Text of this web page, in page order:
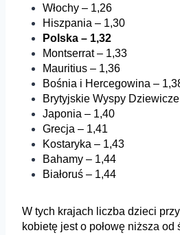
Włochy – 1,26
Hiszpania – 1,30
Polska – 1,32
Montserrat – 1,33
Mauritius – 1,36
Bośnia i Hercegowina –
Brytyjskie Wyspy
Japonia – 1,40
Grecja – 1,41
Kostaryka – 1,43
Bahamy – 1,44
Białoruś – 1,44
W tych krajach liczba dzieci
kobietę jest o połowę niższa